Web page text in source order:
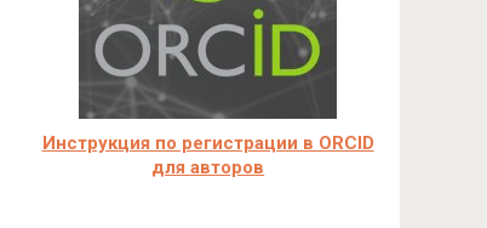
Инструкция по регистрации в ORCID
для авторов